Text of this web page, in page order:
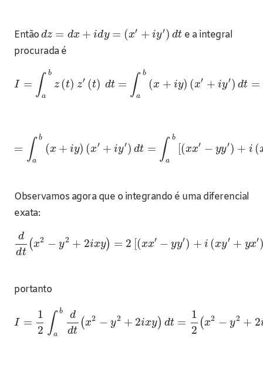
Então dz = dx + idy = (x′ + iy′) dt e a integral
procurada é
I = ∫ b
a
z (t) z′ (t) dt = ∫ b
a
(x + iy) (x′ + iy′) dt =
= ∫ b
a
(x + iy) (x′ + iy′) dt = ∫ b
a
(xx′ − yy′) + i (
Observamos agora que o integrando é uma diferencial
exata:
d
dt
(x2 − y2 + 2ixy) = 2 (xx′ − yy′) + i (xy′ + yx′
portanto
I =
1
2 ∫ b
a
d
dt
(x2 − y2 + 2ixy) dt =
1
2
(x2 − y2 + 2